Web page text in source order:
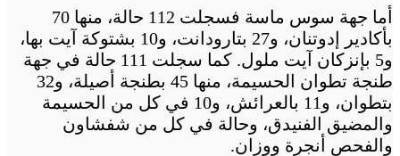
أما جهة سوس ماسة فسجلت 112 حالة، منها 70
بأكادير إدوتنان، و27 بتارودانت، و10 بشتوكة آيت بها،
و5 بإنزكان آيت ملول. كما سجلت 111 حالة في جهة
طنجة تطوان الحسيمة، منها 45 بطنجة أصيلة، و32
بتطوان، و11 بالعرائش، و10 في كل من الحسيمة
والمضيق الفنيدق، وحالة في كل من شفشاون
والفحص أنجرة ووزان.